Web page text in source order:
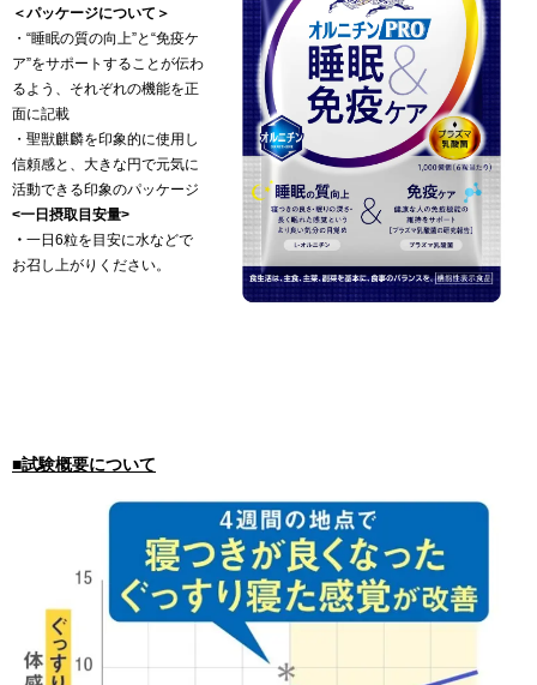
＜パッケージについて＞
・“睡眠の質の向上”と“免疫ケ
ア”をサポートすることが伝わ
るよう、それぞれの機能を正
面に記載
・聖獣麒麟を印象的に使用し
信頼感と、大きな円で元気に
活動できる印象のパッケージ
<一日摂取目安量>
・ 一日6粒を目安に水などで
お召し上がりください。
■試験概要について